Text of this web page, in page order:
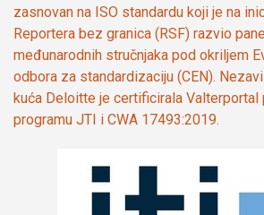
zasnovan na ISO standardu koji je na
Reportera bez granica (RSF) razvio
međunarodnih stručnjaka pod okriljem
odbora za standardizaciju (CEN).
kuća Deloitte je certificirala Valterportal
programu JTI i CWA 17493:2019.